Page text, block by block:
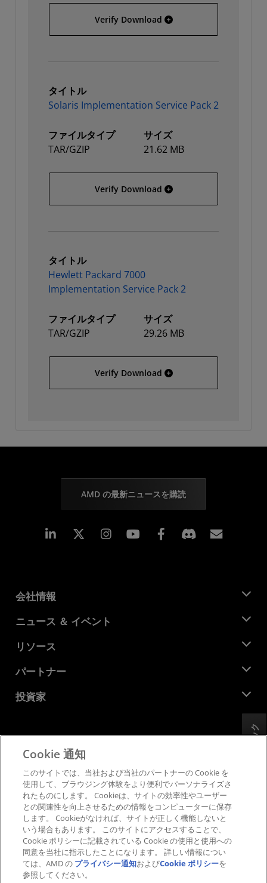
Verify Download Windows
タイトル
Solaris Implementation Service Pack 2
ファイルタイプ
TAR/GZIP
サイズ
21.62 MB
Verify Download Solaris Implementation
タイトル
Hewlett Packard 7000
Implementation Service Pack 2
ファイルタイプ
TAR/GZIP
サイズ
29.26 MB
Verify Download Hewlett Packard 7000
フィードバック
AMD の最新ニュースを購読
Linkedin Instagram Facebook
会社情報
AMD について
企業責任
キャリア
お問い合わせ
ニュース ＆ イベント
ニュースルーム
メディア ライブラリ
リソース
デベロッパー セントラル
ケース スタディ
パートナー
AMD パートナー ハブ
投資家
財務情報
取締役会
SEC 提出書類
プライバシー
商標
サプライ チェーンの透明性
公正でオープンな競争
英国税務戦略
Cookie ポリシー
Cookie の設定
Cookie 通知
このサイトでは、当社および当社のパートナーの Cookie を
使用して、ブラウジング体験をより便利でパーソナライズさ
れたものにします。 Cookieは、サイトの効率性やユーザー
との関連性を向上させるための情報をコンピューターに保存
します。 Cookieがなければ、サイトが正しく機能しないと
いう場合もあります。 このサイトにアクセスすることで、
Cookie ポリシーに記載されている Cookie の使用と使用への
同意を当社に指示したことになります。 詳しい情報につい
ては、AMD の プライバシー通知およびCookie ポリシーを
参照してください。